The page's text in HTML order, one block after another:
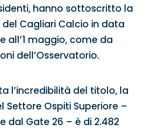
hanno sottoscritto la
Cagliari Calcio in data
all’1 maggio, come da
dell’Osservatorio.
l’incredibilità del titolo, la
Settore Ospiti Superiore –
dal Gate 26 – è di 2.482